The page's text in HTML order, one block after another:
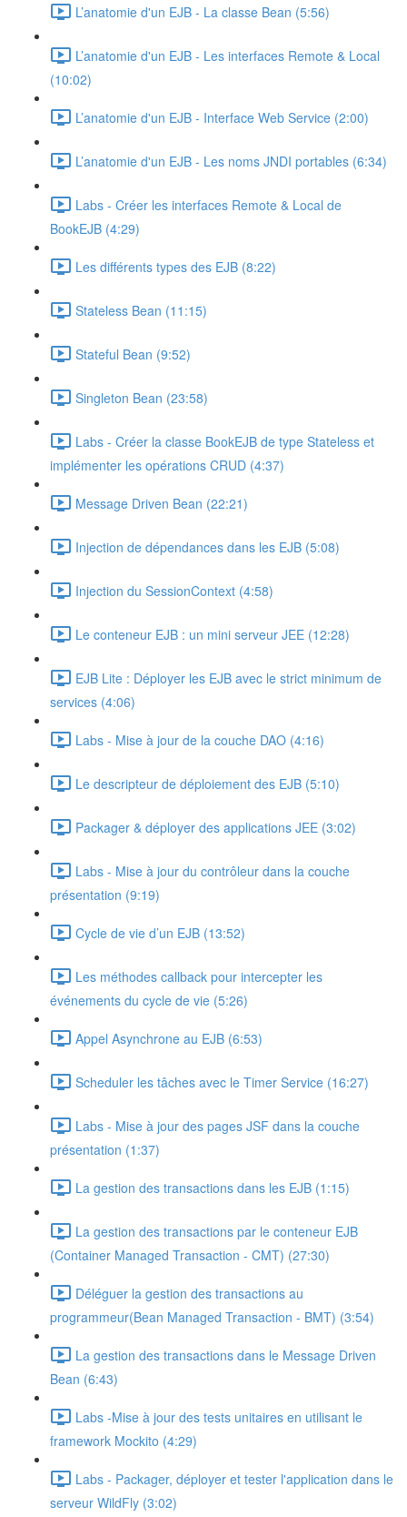
L’anatomie d'un EJB - La classe Bean (5:56)
L’anatomie d'un EJB - Les interfaces Remote & Local
(10:02)
L’anatomie d'un EJB - Interface Web Service (2:00)
L’anatomie d'un EJB - Les noms JNDI portables (6:34)
Labs - Créer les interfaces Remote & Local de
BookEJB (4:29)
Les différents types des EJB (8:22)
Stateless Bean (11:15)
Stateful Bean (9:52)
Singleton Bean (23:58)
Labs - Créer la classe BookEJB de type Stateless et
implémenter les opérations CRUD (4:37)
Message Driven Bean (22:21)
Injection de dépendances dans les EJB (5:08)
Injection du SessionContext (4:58)
Le conteneur EJB : un mini serveur JEE (12:28)
EJB Lite : Déployer les EJB avec le strict minimum de
services (4:06)
Labs - Mise à jour de la couche DAO (4:16)
Le descripteur de déploiement des EJB (5:10)
Packager & déployer des applications JEE (3:02)
Labs - Mise à jour du contrôleur dans la couche
présentation (9:19)
Cycle de vie d’un EJB (13:52)
Les méthodes callback pour intercepter les
événements du cycle de vie (5:26)
Appel Asynchrone au EJB (6:53)
Scheduler les tâches avec le Timer Service (16:27)
Labs - Mise à jour des pages JSF dans la couche
présentation (1:37)
La gestion des transactions dans les EJB (1:15)
La gestion des transactions par le conteneur EJB
(Container Managed Transaction - CMT) (27:30)
Déléguer la gestion des transactions au
programmeur(Bean Managed Transaction - BMT) (3:54)
La gestion des transactions dans le Message Driven
Bean (6:43)
Labs -Mise à jour des tests unitaires en utilisant le
framework Mockito (4:29)
Labs - Packager, déployer et tester l'application dans le
serveur WildFly (3:02)